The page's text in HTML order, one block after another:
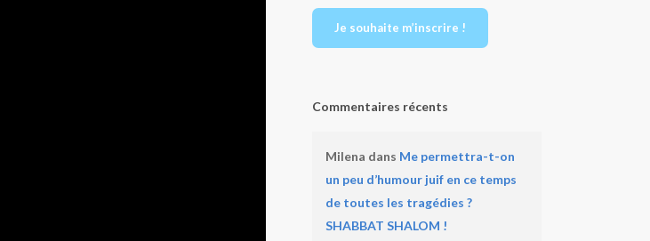
Je souhaite m’inscrire !
Commentaires récents
Milena dans Me permettra-t-on
un peu d’humour juif en ce temps
de toutes les tragédies ?
SHABBAT SHALOM !